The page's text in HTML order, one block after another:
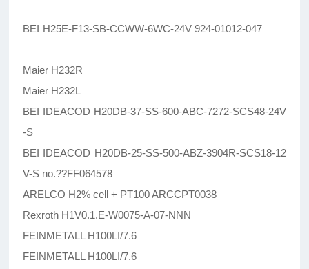
BEI H25E-F13-SB-CCWW-6WC-24V 924-01012-047
Maier H232R
Maier H232L
BEI IDEACOD H20DB-37-SS-600-ABC-7272-SCS48-24V
-S
BEI IDEACOD H20DB-25-SS-500-ABZ-3904R-SCS18-12
V-S no.??FF064578
ARELCO H2% cell + PT100 ARCCPT0038
Rexroth H1V0.1.E-W0075-A-07-NNN
FEINMETALL H100LI/7.6
FEINMETALL H100LI/7.6